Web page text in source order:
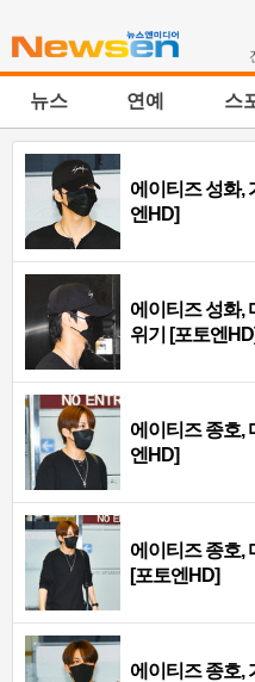
뉴스 연예 스
에이티즈 성화,
엔HD]
에이티즈 성화,
위기 [포토엔
에이티즈 종호,
엔HD]
에이티즈 종호,
[포토엔HD]
에이티즈 종호,